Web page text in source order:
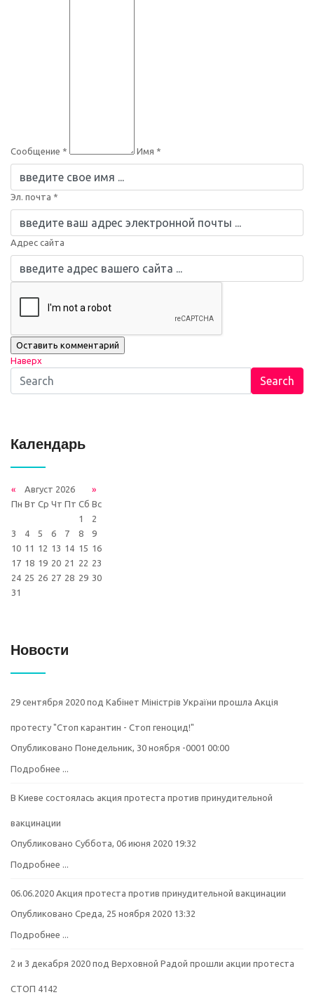
Сообщение * Имя *
Эл. почта *
Адрес сайта
Наверх
Search
Календарь
« Август 2026
»
Пн Вт Ср Чт Пт Сб Вс
1
2
3
4 5 6 7 8
9
10 11 12 13 14 15 16
17 18 19 20 21 22 23
24 25 26 27 28 29 30
31
Новости
29 сентября 2020 под Кабінет Міністрів України прошла Акція
протесту "Стоп карантин - Стоп геноцид!"
Опубликовано Понедельник, 30 ноября -0001 00:00
Подробнее ...
В Киеве состоялась акция протеста против принудительной
вакцинации
Опубликовано Суббота, 06 июня 2020 19:32
Подробнее ...
06.06.2020 Акция протеста против принудительной вакцинации
Опубликовано Среда, 25 ноября 2020 13:32
Подробнее ...
2 и 3 декабря 2020 под Верховной Радой прошли акции протеста
СТОП 4142